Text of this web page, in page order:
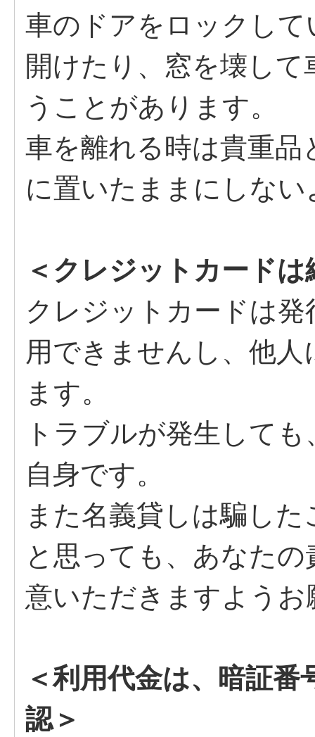
車のドアをロックし
開けたり、窓を壊し
うことがあります。
車を離れる時は貴重
に置いたままにしな
＜クレジットカード
クレジットカードは
用できませんし、他
ます。
トラブルが発生して
自身です。
また名義貸しは騙し
と思っても、あなた
意いただきますよう
＜利用代金は、暗証
認＞